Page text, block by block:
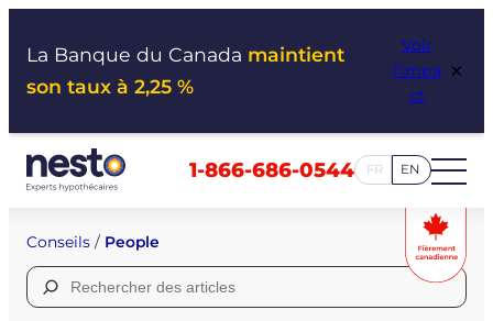
La Banque du Canada maintient
son taux à 2,25 %
Voir
l’impa
ct
×
1-866-686-0544 FR EN
Conseils / People
Rechercher :